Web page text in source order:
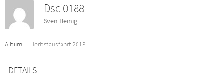
Dsci0188
Sven Heinig
Album: Herbstausfahrt 2013
DETAILS